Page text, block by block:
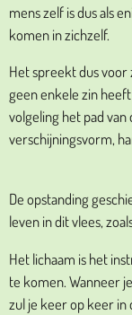
mens zelf is dus als
komen in zichzelf.
Het spreekt dus
geen enkele zin
volgeling het pad
verschijningsvorm,
De opstanding
leven in dit vlees,
Het lichaam is het
te komen. Wanneer
zul je keer op keer